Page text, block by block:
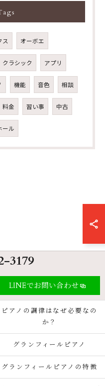
ス オーボエ
クラシック アプリ
機能 音色 相談
料金 習い事 中古
ール
3179
LINEでお問い合わせ
ピアノの調律はなぜ必要なの
か？
グランフィールピアノ
グランフィールピアノの特徴